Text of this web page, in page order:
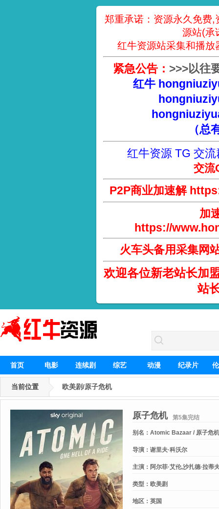
郑重承诺：资源永久免费
源站(承
红牛资源站采集和播放
紧急公告： >>>以往
红牛
（总
红牛资源 TG 交流
交流
P2P商业加速解
加
https://
火车头备用采集网
欢迎各位新老站长加
站
首页 电影 连续剧 综艺 动漫 纪录片
当前位置 欧美剧/原子危机
原子危机 第5集完结
别名： Atomic Bazaar / 原子危机
导演： 谢里夫·科沃尔
主演： 阿尔菲·艾伦,沙扎德·拉蒂
类型： 欧美剧
地区： 英国